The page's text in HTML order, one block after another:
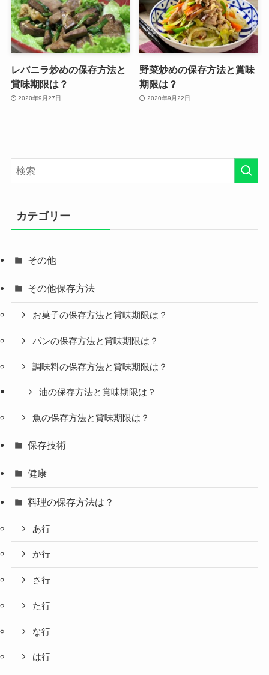
レバニラ炒めの保存方法と
賞味期限は？
2020年9月27日
野菜炒めの保存方法と賞味
期限は？
2020年9月22日
カテゴリー
その他
その他保存方法
お菓子の保存方法と賞味期限は？
パンの保存方法と賞味期限は？
調味料の保存方法と賞味期限は？
油の保存方法と賞味期限は？
魚の保存方法と賞味期限は？
保存技術
健康
料理の保存方法は？
あ行
か行
さ行
た行
な行
は行